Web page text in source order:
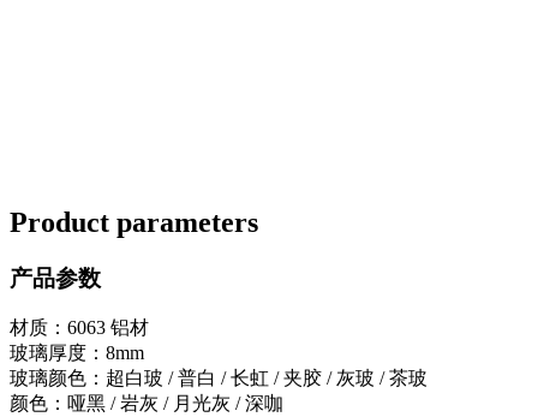
Product parameters
产品参数
材质：6063 铝材
玻璃厚度：8mm
玻璃颜色：超白玻 / 普白 / 长虹 / 夹胶 / 灰玻 / 茶玻
颜色：哑黑 / 岩灰 / 月光灰 / 深咖